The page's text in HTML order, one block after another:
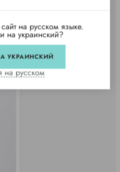
на русском языке.
на украинский?
УКРАИНСКИЙ
на русском